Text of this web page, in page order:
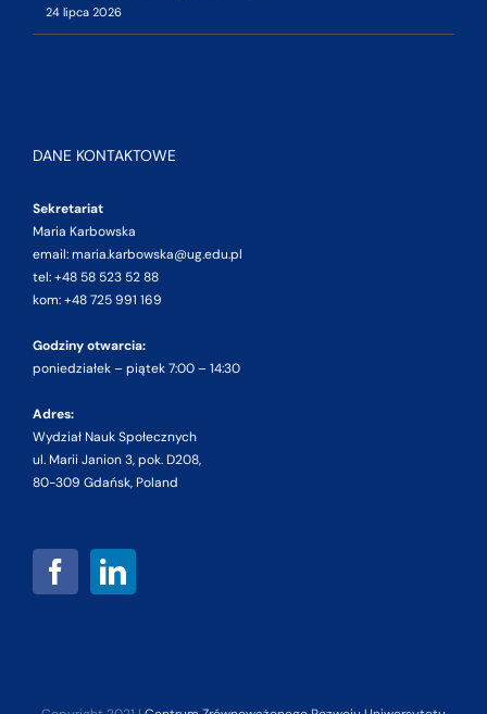
24 lipca 2026
DANE KONTAKTOWE
Sekretariat
Maria Karbowska
email: maria.karbowska@ug.edu.pl
tel: +48 58 523 52 88
kom: +48 725 991 169
Godziny otwarcia:
poniedziałek – piątek 7:00 – 14:30
Adres:
Wydział Nauk Społecznych
ul. Marii Janion 3, pok. D208,
80-309 Gdańsk, Poland